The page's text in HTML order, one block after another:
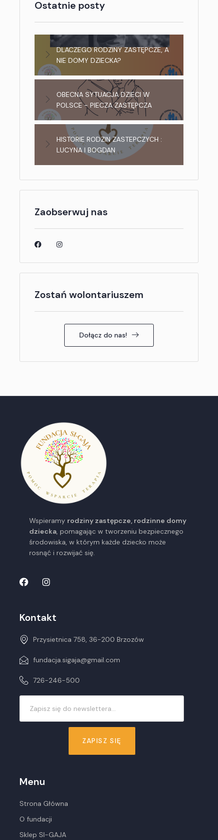
Ostatnie posty
DLACZEGO RODZINY ZASTĘPCZE, A
NIE DOMY DZIECKA?
OBECNA SYTUACJA DZIECI W
POLSCE - PIECZA ZASTĘPCZA
HISTORIE RODZIN ZASTEPCZYCH :
LUCYNA I BOGDAN
Zaobserwuj nas
Zostań wolontariuszem
Dołącz do nas!
Wspieramy rodziny zastępcze, rodzinne domy
dziecka, pomagając w tworzeniu bezpiecznego
środowiska, w którym każde dziecko może
rosnąć i rozwijać się.
Kontakt
Przysietnica 758, 36-200 Brzozów
fundacja.sigaja@gmail.com
726-246-500
ZAPISZ SIĘ
Menu
Strona Główna
O fundacji
Sklep SI-GAJA